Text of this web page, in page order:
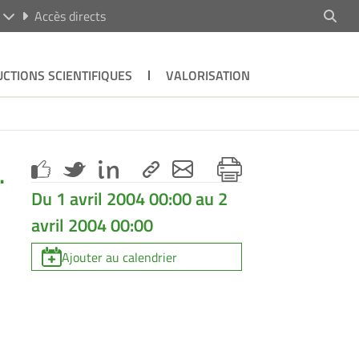
Accès directs
SCIENTIFIQUES VALORISATION
Du 1 avril 2004 00:00 au 2
avril 2004 00:00
Ajouter au calendrier